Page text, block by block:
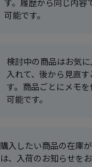
す。履歴から同じ内容
可能です。
検討中の商品はお気
入れて、後から見直す
す。商品ごとにメモを
可能です。
購入したい商品の在庫
は、入荷のお知らせを